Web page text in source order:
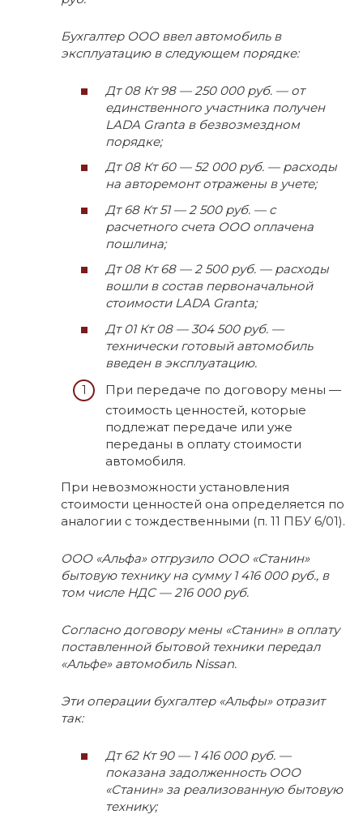
Бухгалтер ООО ввел автомобиль в
эксплуатацию в следующем порядке:
Дт 08 Кт 98 — 250 000 руб. — от
единственного участника получен
LADA Granta в безвозмездном
порядке;
Дт 08 Кт 60 — 52 000 руб. — расходы
на авторемонт отражены в учете;
Дт 68 Кт 51 — 2 500 руб. — с
расчетного счета ООО оплачена
пошлина;
Дт 08 Кт 68 — 2 500 руб. — расходы
вошли в состав первоначальной
стоимости LADA Granta;
Дт 01 Кт 08 — 304 500 руб. —
технически готовый автомобиль
введен в эксплуатацию.
При передаче по договору мены —
стоимость ценностей, которые
подлежат передаче или уже
переданы в оплату стоимости
автомобиля.
При невозможности установления
стоимости ценностей она определяется по
аналогии с тождественными (п. 11 ПБУ 6/01).
ООО «Альфа» отгрузило ООО «Станин»
бытовую технику на сумму 1 416 000 руб., в
том числе НДС — 216 000 руб.
Согласно договору мены «Станин» в оплату
поставленной бытовой техники передал
«Альфе» автомобиль Nissan.
Эти операции бухгалтер «Альфы» отразит
так:
Дт 62 Кт 90 — 1 416 000 руб. —
показана задолженность ООО
«Станин» за реализованную бытовую
технику;